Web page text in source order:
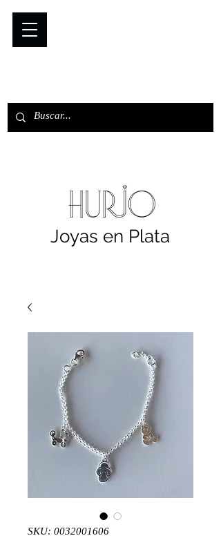
Joyas en Plata
SKU: 0032001606